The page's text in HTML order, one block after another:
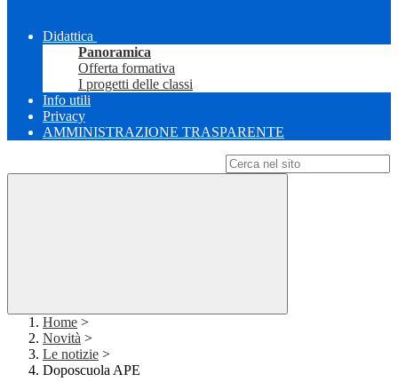
Didattica
Panoramica
Offerta formativa
I progetti delle classi
Info utili
Privacy
AMMINISTRAZIONE TRASPARENTE
Home >
Novità >
Le notizie >
Doposcuola APE